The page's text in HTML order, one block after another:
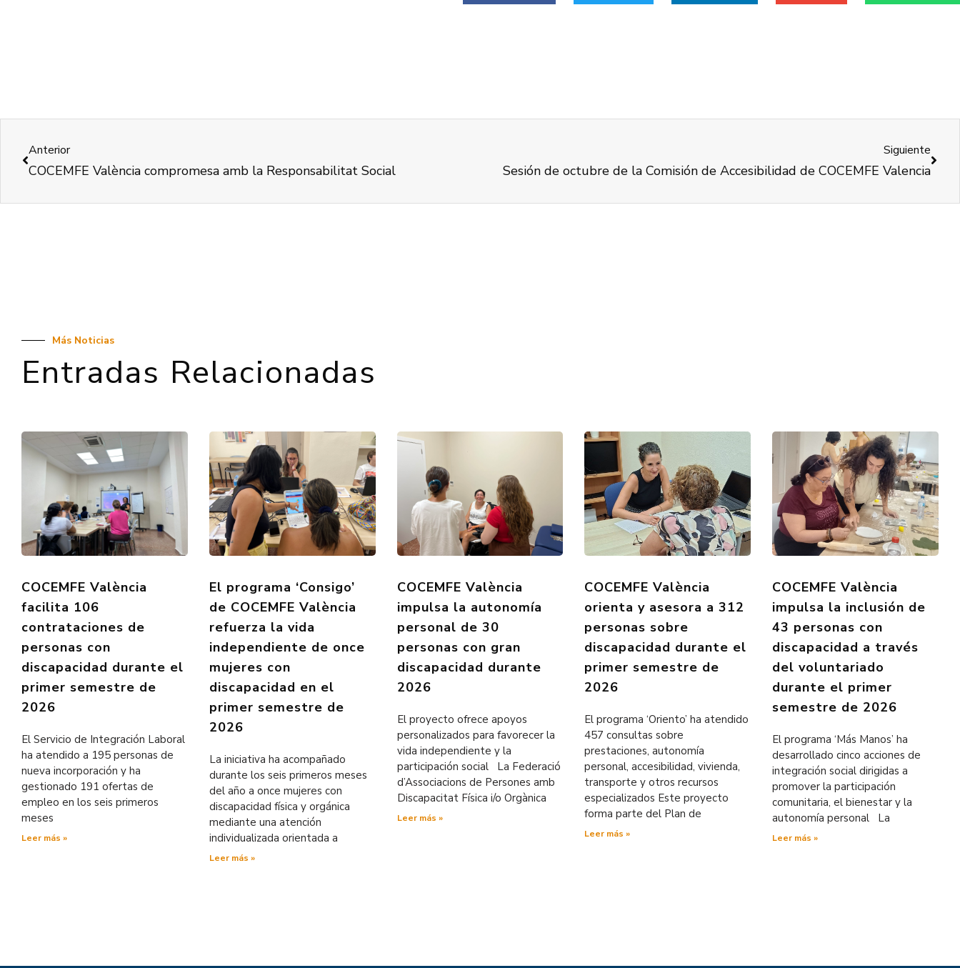
Anterior
COCEMFE València compromesa amb la Responsabilitat Social
Siguiente
Sesión de octubre de la Comisión de Accesibilidad de COCEMFE Valencia
Más Noticias
Entradas Relacionadas
COCEMFE València
facilita 106
contrataciones de
personas con
discapacidad durante el
primer semestre de
2026
El Servicio de Integración Laboral
ha atendido a 195 personas de
nueva incorporación y ha
gestionado 191 ofertas de
empleo en los seis primeros
meses
Leer más »
El programa ‘Consigo’
de COCEMFE València
refuerza la vida
independiente de once
mujeres con
discapacidad en el
primer semestre de
2026
La iniciativa ha acompañado
durante los seis primeros meses
del año a once mujeres con
discapacidad física y orgánica
mediante una atención
individualizada orientada a
Leer más »
COCEMFE València
impulsa la autonomía
personal de 30
personas con gran
discapacidad durante
2026
El proyecto ofrece apoyos
personalizados para favorecer la
vida independiente y la
participación social La Federació
d’Associacions de Persones amb
Discapacitat Física i/o Orgànica
Leer más »
COCEMFE València
orienta y asesora a 312
personas sobre
discapacidad durante el
primer semestre de
2026
El programa ‘Oriento’ ha atendido
457 consultas sobre
prestaciones, autonomía
personal, accesibilidad, vivienda,
transporte y otros recursos
especializados Este proyecto
forma parte del Plan de
Leer más »
COCEMFE València
impulsa la inclusión de
43 personas con
discapacidad a través
del voluntariado
durante el primer
semestre de 2026
El programa ‘Más Manos’ ha
desarrollado cinco acciones de
integración social dirigidas a
promover la participación
comunitaria, el bienestar y la
autonomía personal La
Leer más »